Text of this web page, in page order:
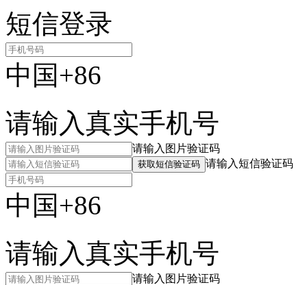
短信登录
中国+86
请输入真实手机号
请输入图片验证码
获取短信验证码 请输入短信验证码
中国+86
请输入真实手机号
请输入图片验证码